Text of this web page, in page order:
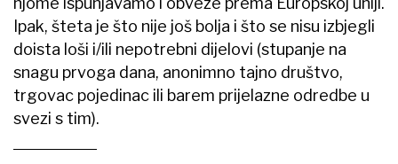
Ipak, šteta je što nije još bolja i što se nisu izbjegli
doista loši i/ili nepotrebni dijelovi (stupanje na
snagu prvoga dana, anonimno tajno društvo,
trgovac pojedinac ili barem prijelazne odredbe u
svezi s tim).